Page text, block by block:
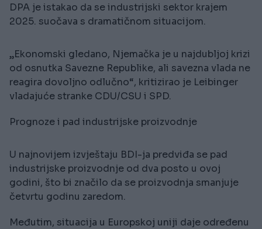
DPA je istakao da se industrijski sektor krajem
2025. suočava s dramatičnom situacijom.
„Ekonomski gledano, Njemačka je u najdubljoj krizi
od osnutka Savezne Republike, ali savezna vlada ne
reagira dovoljno odlučno“, kritizirao je Leibinger
vladajuće stranke CDU/CSU i SPD.
Prognoze i pad industrijske proizvodnje
U najnovijem izvještaju BDI-ja predviđa se pad
industrijske proizvodnje od dva posto u ovoj
godini, što bi značilo da se proizvodnja smanjuje
četvrtu godinu zaredom.
Međutim, situacija u Europskoj uniji daje određenu